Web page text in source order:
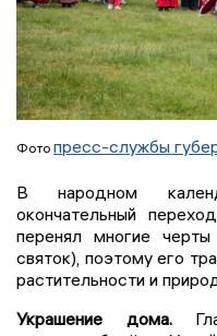
Фото пресс-службы
В народном
окончательный
перенял многие
святок), поэтому его
растительности и
Украшение дома.